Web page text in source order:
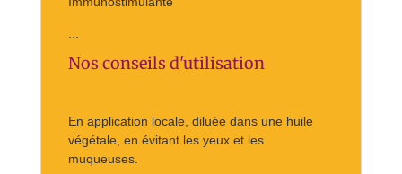
Nos conseils d'utilisation
En application locale, diluée dans une huile
végétale, en évitant les yeux et les
muqueuses.